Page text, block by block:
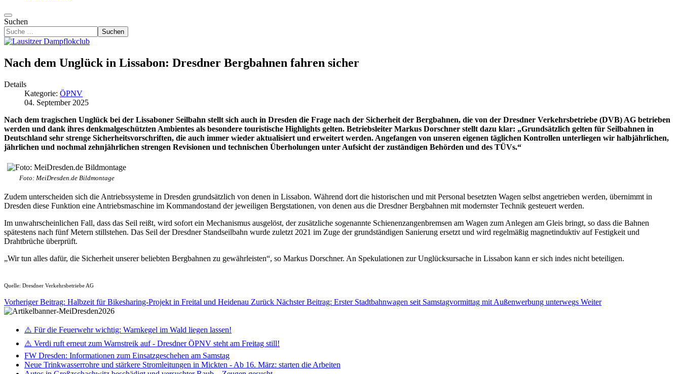
Suchen
Suchen
Nach dem Unglück in Lissabon: Dresdner Bergbahnen fahren sicher
Details
Kategorie: ÖPNV
04. September 2025
Nach dem tragischen Unglück bei der Lissaboner Seilbahn stellt sich auch in Dresden die Frage nach der Sicherheit der Bergbahnen, die von der Dresdner Verkehrsbetriebe (DVB) AG betrieben
werden und dank ihres denkmalgeschützten Ambientes als besondere touristische Highlights gelten. Betriebsleiter Markus Dorschner stellt dazu klar: „Grundsätzlich gelten für Seilbahnen in
Deutschland sehr strenge Sicherheitsvorschriften, die auch immer wieder aktualisiert und erweitert werden. Angefangen von unseren eigenen täglichen Kontrollen unterliegen wir halbjährlichen,
jährlichen und nochmal zehnjährlichen strengen Revisionen und technischen Überholungen unter Aufsicht der zuständigen Behörden und des TÜVs.“
Foto: MeiDresden.de Bildmontage
Zudem unterscheiden sich die Antriebssysteme in Dresden grundsätzlich von denen in Lissabon. Während dort die historischen und mit Personal besetzten Wagen selbst angetrieben werden, übernimmt in
Dresden diese Funktion eine Antriebsmaschine im Kommandostand der jeweiligen Bergstationen, von denen aus die Dresdner Bergbahnen mit modernster Technik gesteuert werden.
Im unwahrscheinlichen Fall, dass das Seil reißt, wird sofort ein Mechanismus ausgelöst, der zusätzliche sogenannte Schienenzangenbremsen am Wagen zum Anlegen am Gleis bringt, so dass die Bahnen
spätestens nach fünf Metern stillstehen. Das Seil der Dresdner Standseilbahn wurde zuletzt 2021 im Zuge der grundständigen Sanierung ersetzt und wird regelmäßig magnetinduktiv auf Festigkeit und
Drahtbrüche überprüft.
„Wir tun alles dafür, die Sicherheit unserer beliebten Bergbahnen zu gewährleisten“, so Markus Dorschner. An Spekulationen zur Unglücksursache in Lissabon kann er sich indes nicht beteiligen.
Quelle: Dresdner Verkehrsbetriebe AG
Vorheriger Beitrag: Halbzeit für Bikesharing-Projekt in Freital und Heidenau Zurück Nächster Beitrag: Erster Stadtbahnwagen seit Samstagvormittag mit Außenwerbung unterwegs Weiter
⚠️ Für die Feuerwehr wichtig: Warnkegel im Wald liegen lassen!
⚠️ Verdi ruft erneut zum Warnstreik auf - Dresdner ÖPNV steht am Freitag still!
FW Dresden: Informationen zum Einsatzgeschehen am Samstag
Neue Trinkwasserrohre und stärkere Stromleitungen in Mickten - Ab 16. März: starten die Arbeiten